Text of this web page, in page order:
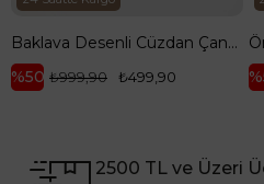
Baklava Desenli Cüzdan Çanta-Beyaz ARM143
%50
₺499,90
₺999,90
2500 TL ve Üzeri